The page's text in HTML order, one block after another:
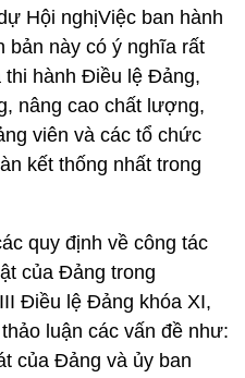
Hội nghịViệc ban hành
bản này có ý nghĩa rất
thi hành Điều lệ Đảng,
nâng cao chất lượng,
viên và các tổ chức
kết thống nhất trong
quy định về công tác
của Đảng trong
Điều lệ Đảng khóa XI,
luận các vấn đề như:
của Đảng và ủy ban